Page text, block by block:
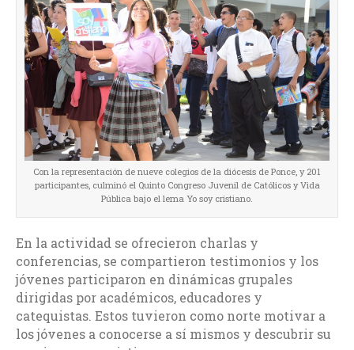
Con la representación de nueve colegios de la diócesis de Ponce, y 201
participantes, culminó el Quinto Congreso Juvenil de Católicos y Vida
Pública bajo el lema Yo soy cristiano.
En la actividad se ofrecieron charlas y
conferencias, se compartieron testimonios y los
jóvenes participaron en dinámicas grupales
dirigidas por académicos, educadores y
catequistas. Estos tuvieron como norte motivar a
los jóvenes a conocerse a sí mismos y descubrir su